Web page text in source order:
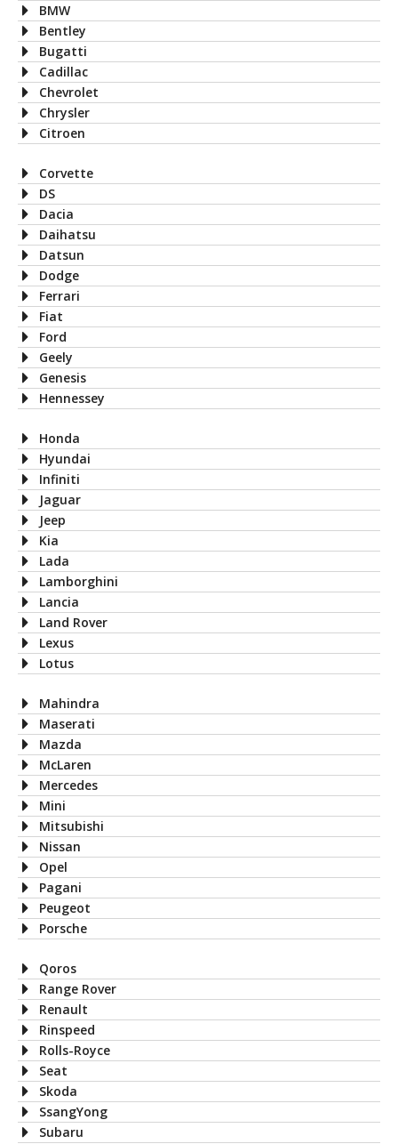
BMW
Bentley
Bugatti
Cadillac
Chevrolet
Chrysler
Citroen
Corvette
DS
Dacia
Daihatsu
Datsun
Dodge
Ferrari
Fiat
Ford
Geely
Genesis
Hennessey
Honda
Hyundai
Infiniti
Jaguar
Jeep
Kia
Lada
Lamborghini
Lancia
Land Rover
Lexus
Lotus
Mahindra
Maserati
Mazda
McLaren
Mercedes
Mini
Mitsubishi
Nissan
Opel
Pagani
Peugeot
Porsche
Qoros
Range Rover
Renault
Rinspeed
Rolls-Royce
Seat
Skoda
SsangYong
Subaru